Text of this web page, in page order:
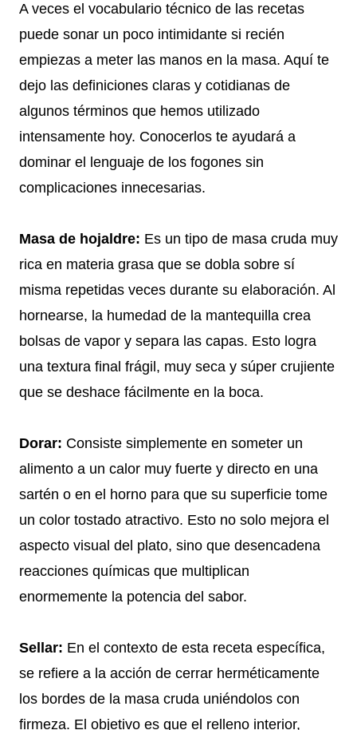
A veces el vocabulario técnico de las recetas
puede sonar un poco intimidante si recién
empiezas a meter las manos en la masa. Aquí te
dejo las definiciones claras y cotidianas de
algunos términos que hemos utilizado
intensamente hoy. Conocerlos te ayudará a
dominar el lenguaje de los fogones sin
complicaciones innecesarias.
Masa de hojaldre: Es un tipo de masa cruda muy
rica en materia grasa que se dobla sobre sí
misma repetidas veces durante su elaboración. Al
hornearse, la humedad de la mantequilla crea
bolsas de vapor y separa las capas. Esto logra
una textura final frágil, muy seca y súper crujiente
que se deshace fácilmente en la boca.
Dorar: Consiste simplemente en someter un
alimento a un calor muy fuerte y directo en una
sartén o en el horno para que su superficie tome
un color tostado atractivo. Esto no solo mejora el
aspecto visual del plato, sino que desencadena
reacciones químicas que multiplican
enormemente la potencia del sabor.
Sellar: En el contexto de esta receta específica,
se refiere a la acción de cerrar herméticamente
los bordes de la masa cruda uniéndolos con
firmeza. El objetivo es que el relleno interior,